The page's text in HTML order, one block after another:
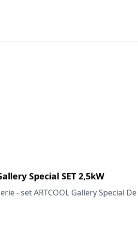
Special SET 2,5kW
- set ARTCOOL Gallery Special